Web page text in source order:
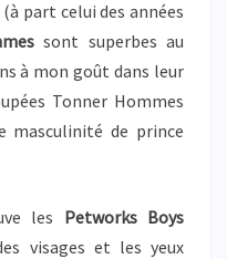
(à part celui des années
sont superbes au
à mon goût dans leur
Tonner Hommes
masculinité de prince
les Petworks Boys
visages et les yeux